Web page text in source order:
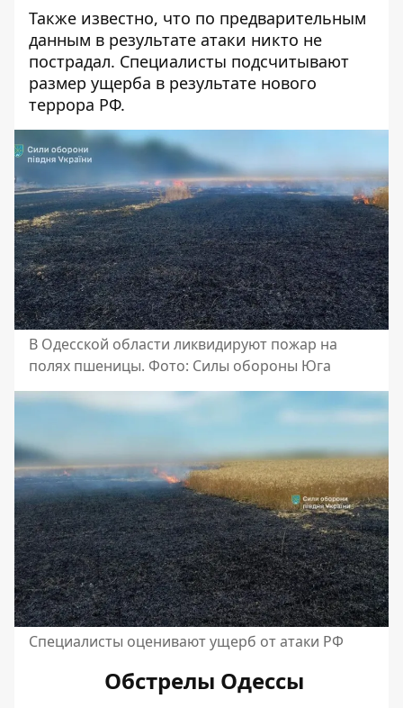
Также известно, что по предварительным
данным в результате атаки никто не
пострадал. Специалисты подсчитывают
размер ущерба в результате нового
террора РФ.
В Одесской области ликвидируют пожар на
полях пшеницы. Фото: Силы обороны Юга
Специалисты оценивают ущерб от атаки РФ
Обстрелы Одессы